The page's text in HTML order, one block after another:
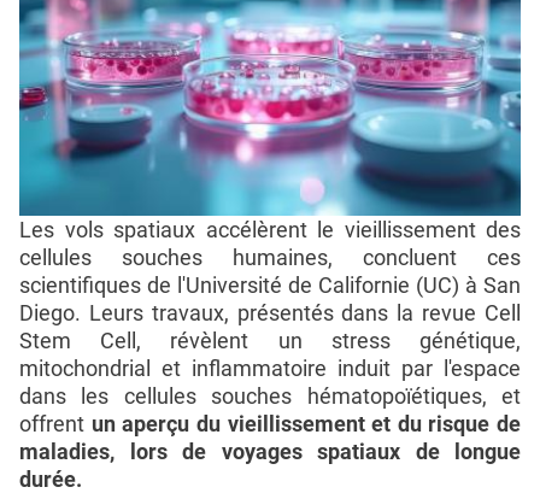
Les vols spatiaux accélèrent le vieillissement des
cellules souches humaines, concluent ces
scientifiques de l'Université de Californie (UC) à San
Diego. Leurs travaux, présentés dans la revue Cell
Stem Cell, révèlent un stress génétique,
mitochondrial et inflammatoire induit par l'espace
dans les cellules souches hématopoïétiques, et
offrent un aperçu du vieillissement et du risque de
maladies, lors de voyages spatiaux de longue
durée.